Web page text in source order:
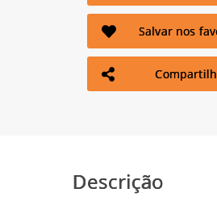
Salvar nos
Descrição